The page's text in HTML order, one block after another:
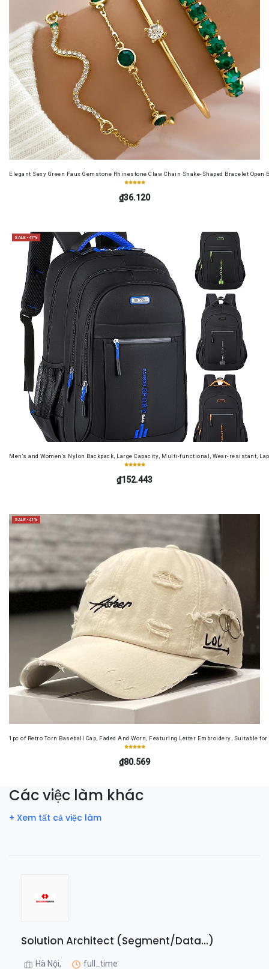
Elegant Sexy Green Faux Gemstone Rhinestone Claw Chain Snake-Shaped Bracelet Open
₫36.120
SALE -47%
Men's and Women's Nylon Backpack, Large Capacity, Multi-functional, Wear-resistant,
₫152.443
SALE -41%
1pc of Retro Torn Baseball Cap, Faded And Worn, Featuring Letter Embroidery, Suitable
₫80.569
Các việc làm khác
+ Xem tất cả việc làm
Solution Architect (Segment/Data...)
Hà Nội, full_time